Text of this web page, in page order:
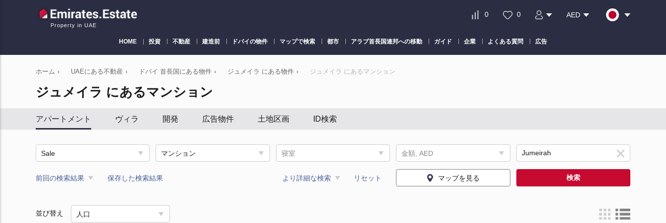
Property in UAE
0 0 AED
HOME 投資 不動産 建造前 ドバイの物件 マップで検索 都市 アラブ首長国連邦への移動 ガイド 企業 よくある質問 広告
ホーム › UAEにある不動産 › ドバイ 首長国にある物件 › ジュメイラ にある物件 › ジュメイラ にあるマンション
ジュメイラ にあるマンション
アパートメント ヴィラ 開発 広告物件 土地区画 ID検索
Sale マンション 寝室 金額, AED
前回の検索結果 保存した検索結果 より詳細な検索 リセット マップを見る 検索
並び替え 人口